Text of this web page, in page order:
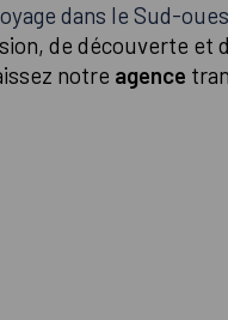
dans le Sud-
de découverte
notre agence